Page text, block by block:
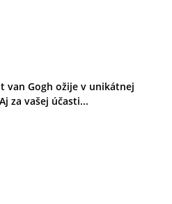
van Gogh ožije v unikátnej
za vašej účasti...